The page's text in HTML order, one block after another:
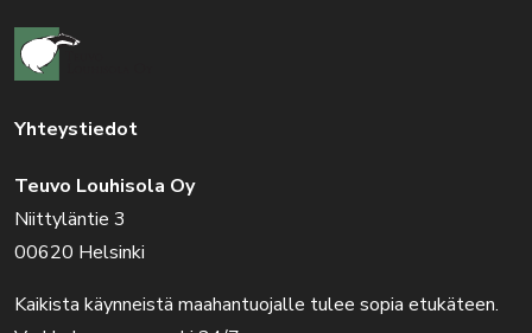
Yhteystiedot
Teuvo Louhisola Oy
Niittyläntie 3
00620 Helsinki
Kaikista käynneistä maahantuojalle tulee sopia etukäteen.